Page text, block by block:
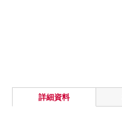
詳細資料